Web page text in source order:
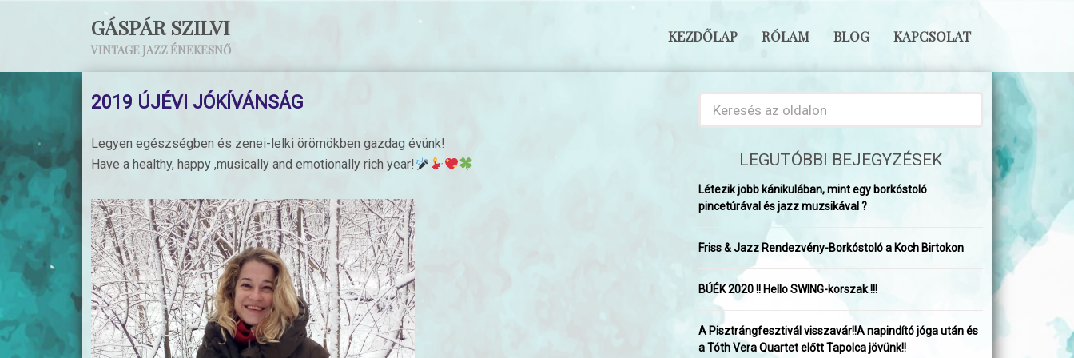
GÁSPÁR SZILVI
VINTAGE JAZZ ÉNEKESNŐ
KEZDŐLAP RÓLAM BLOG KAPCSOLAT
2019 ÚJÉVI JÓKÍVÁNSÁG
Legyen egészségben és zenei-lelki örömökben gazdag évünk!
Have a healthy, happy ,musically and emotionally rich year!
LEGUTÓBBI BEJEGYZÉSEK
Létezik jobb kánikulában, mint egy borkóstoló
pincetúrával és jazz muzsikával ?
Friss & Jazz Rendezvény-Borkóstoló a Koch Birtokon
BÚÉK 2020 !! Hello SWING-korszak !!!
A Pisztrángfesztivál visszavár!!A napindító jóga után és
a Tóth Vera Quartet előtt Tapolca jövünk!!